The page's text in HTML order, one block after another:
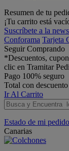
Resumen de tu
¡Tu carrito está
Suscríbete a la
Conforama Tarjeta
Seguir Comprando
*Descuentos,
clic en Tramitar
Pago 100% seguro
Total con descuento
Ir Al Carrito
Estado de mi pedido
Canarias